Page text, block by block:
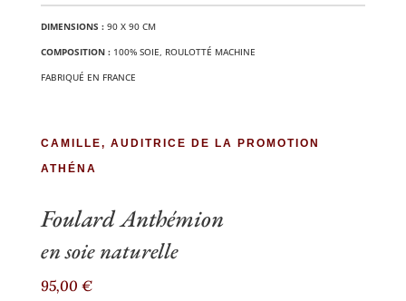
DIMEN­SIONS :90 X 90 CM
COM­PO­SI­TION :100% SOIE, ROU­LOT­TÉ MACHINE
FABRI­QUÉ EN FRANCE
CAMILLE, AUDITRICE DE LA PROMOTION
ATHÉNA
Foulard Anthémion
en soie naturelle
95,00 €